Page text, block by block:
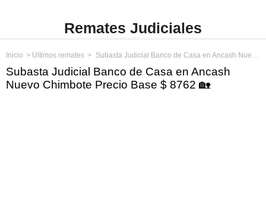
Remates Judiciales
Inicio Últimos remates Subasta Judicial Banco de Casa en Ancash Nuevo Chimbote Precio Base $ 8762
Subasta Judicial Banco de Casa en Ancash
Nuevo Chimbote Precio Base $ 8762 🏡